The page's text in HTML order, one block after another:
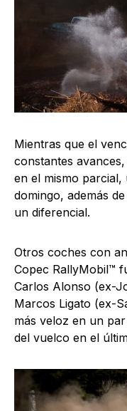
Mientras que el
constantes
en el mismo
domingo, además
un diferencial.
Otros coches con
Copec RallyMobil™
Carlos Alonso (ex-
Marcos Ligato (ex-
más veloz en un
del vuelco en el